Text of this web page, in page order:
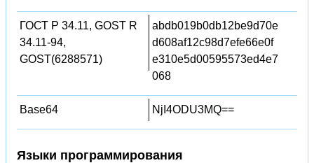
ГОСТ Р 34.11, GOST R
34.11-94,
GOST(6288571)
abdb019b0db12be9d70e
d608af12c98d7efe66e0f
e310e5d00595573ed4e7
068
Base64 NjI4ODU3MQ==
Языки программирования